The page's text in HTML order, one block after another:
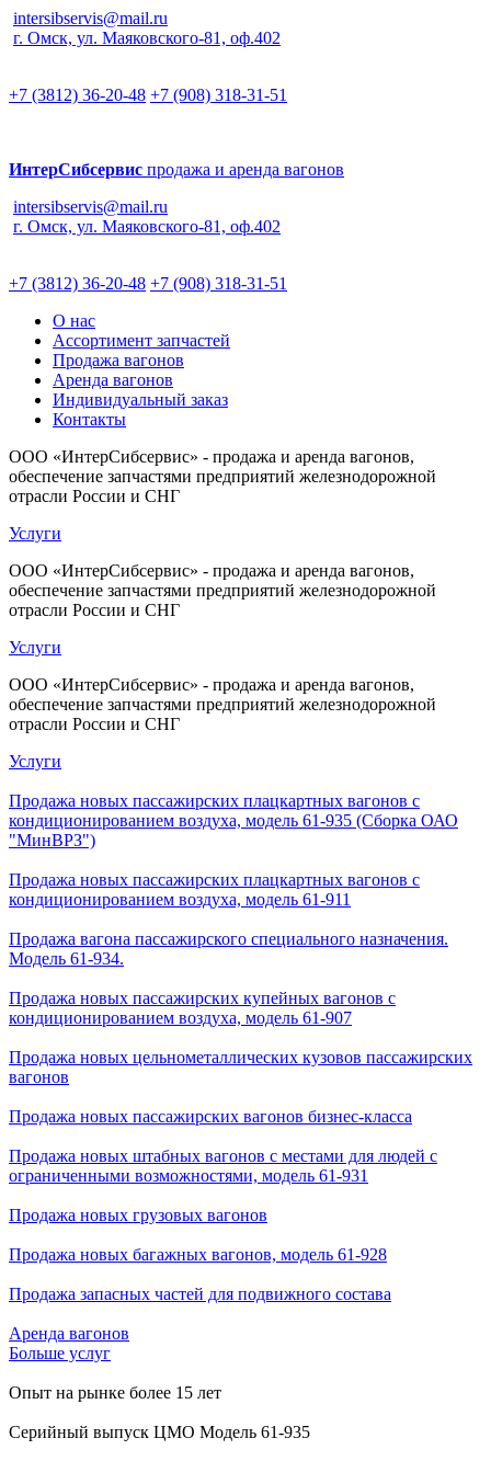
intersibservis@mail.ru
г. Омск, ул. Маяковского-81, оф.402
+7 (3812) 36-20-48 +7 (908) 318-31-51
ИнтерСибсервис продажа и аренда вагонов
intersibservis@mail.ru
г. Омск, ул. Маяковского-81, оф.402
+7 (3812) 36-20-48 +7 (908) 318-31-51
О нас
Ассортимент запчастей
Продажа вагонов
Аренда вагонов
Индивидуальный заказ
Контакты
ООО «ИнтерСибсервис» - продажа и аренда вагонов,
обеспечение запчастями предприятий железнодорожной
отрасли России и СНГ
Услуги
ООО «ИнтерСибсервис» - продажа и аренда вагонов,
обеспечение запчастями предприятий железнодорожной
отрасли России и СНГ
Услуги
ООО «ИнтерСибсервис» - продажа и аренда вагонов,
обеспечение запчастями предприятий железнодорожной
отрасли России и СНГ
Услуги
Продажа новых пассажирских плацкартных вагонов с
кондиционированием воздуха, модель 61-935 (Сборка ОАО
"МинВРЗ")
Продажа новых пассажирских плацкартных вагонов с
кондиционированием воздуха, модель 61-911
Продажа вагона пассажирского специального назначения.
Модель 61-934.
Продажа новых пассажирских купейных вагонов с
кондиционированием воздуха, модель 61-907
Продажа новых цельнометаллических кузовов пассажирских
вагонов
Продажа новых пассажирских вагонов бизнес-класса
Продажа новых штабных вагонов с местами для людей с
ограниченными возможностями, модель 61-931
Продажа новых грузовых вагонов
Продажа новых багажных вагонов, модель 61-928
Продажа запасных частей для подвижного состава
Аренда вагонов
Больше услуг
Опыт на рынке более 15 лет
Серийный выпуск ЦМО Модель 61-935